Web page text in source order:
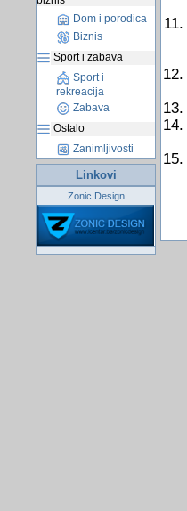
Dom i porodica
Biznis
Sport i zabava
Sport i
rekreacija
Zabava
Ostalo
Zanimljivosti
Linkovi
Zonic Design